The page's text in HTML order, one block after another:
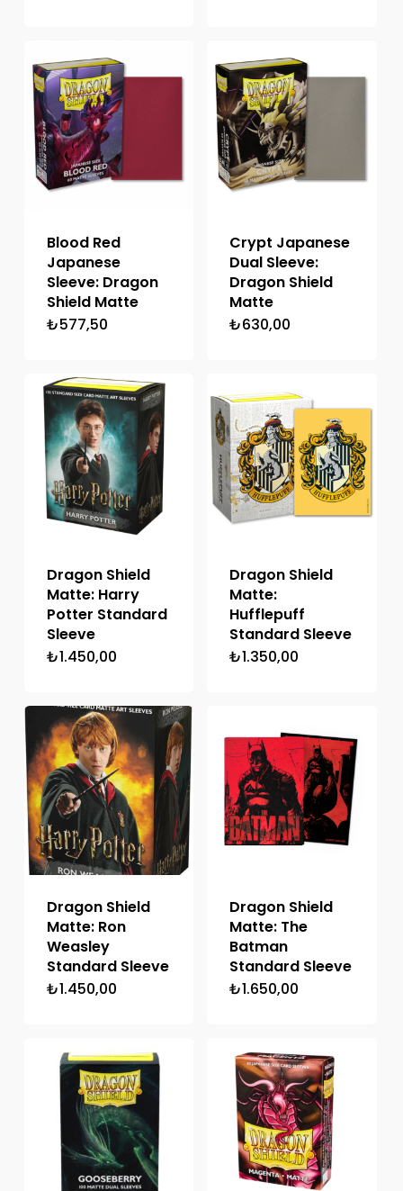
Blood Red
Japanese
Sleeve: Dragon
Shield Matte
₺577,50
Crypt Japanese
Dual Sleeve:
Dragon Shield
Matte
₺630,00
Dragon Shield
Matte: Harry
Potter Standard
Sleeve
₺1.450,00
Dragon Shield
Matte:
Hufflepuff
Standard Sleeve
₺1.350,00
Dragon Shield
Matte: Ron
Weasley
Standard Sleeve
₺1.450,00
Dragon Shield
Matte: The
Batman
Standard Sleeve
₺1.650,00